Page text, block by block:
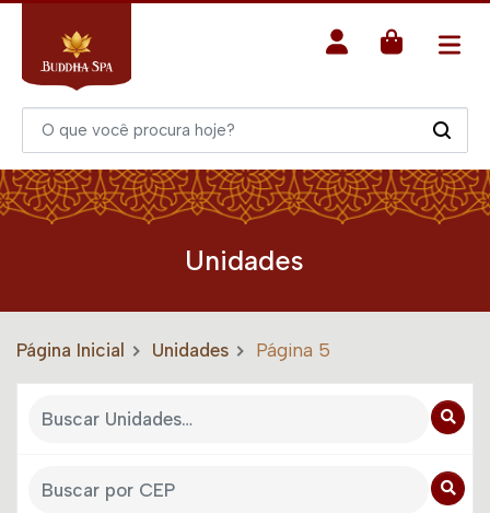
Unidades
Página Inicial Unidades Página 5